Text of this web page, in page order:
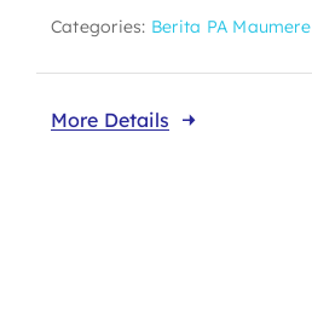
Categories: Berita PA Maumere
More Details